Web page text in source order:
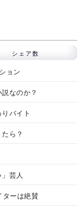
シェア数
ョン
なのか？
バイト
ら？
芸人
ターは絶賛